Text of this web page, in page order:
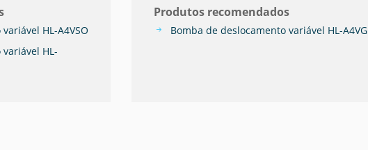
HL-A4VSO
HL-
Produtos recomendados
Bomba de deslocamento variável HL-A4VG